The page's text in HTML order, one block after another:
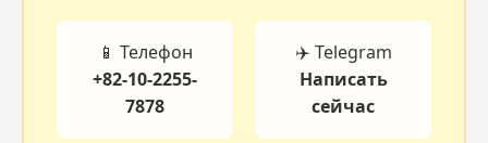
📱 Телефон
+82-10-2255-
7878
✈️ Telegram
Написать
сейчас